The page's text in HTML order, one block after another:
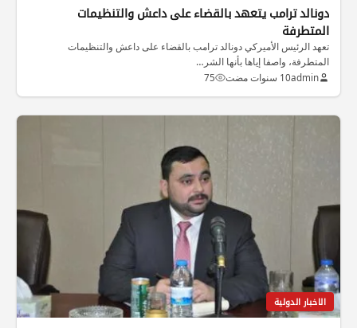
دونالد ترامب يتعهد بالقضاء على داعش والتنظيمات
المتطرفة
تعهد الرئيس الأميركي دونالد ترامب بالقضاء على داعش والتنظيمات
المتطرفة، واصفا إياها بأنها الشر…
admin10 سنوات مضت 75
الاخبار الدولية